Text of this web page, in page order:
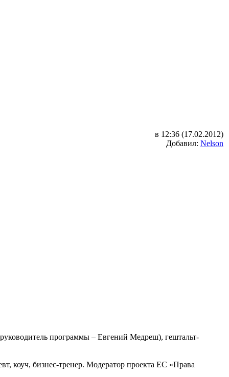
в 12:36 (17.02.2012)
Добавил: Nelson
программы – Евгений Медреш), гештальт-
коуч, бизнес-тренер. Модератор проекта ЕС «Права